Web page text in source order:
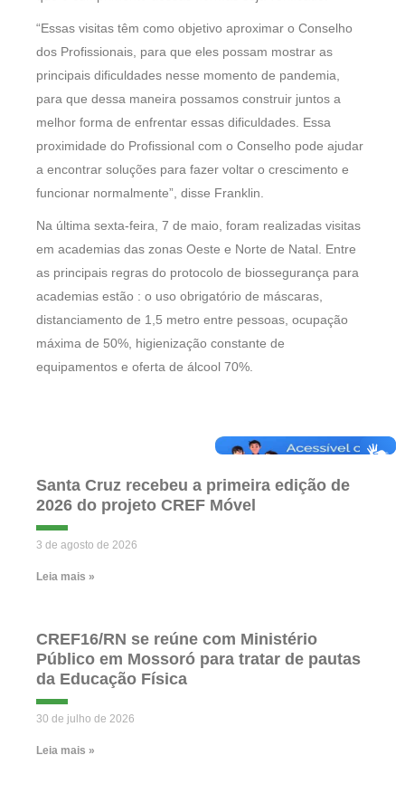
“Essas visitas têm como objetivo aproximar o Conselho
dos Profissionais, para que eles possam mostrar as
principais dificuldades nesse momento de pandemia,
para que dessa maneira possamos construir juntos a
melhor forma de enfrentar essas dificuldades. Essa
proximidade do Profissional com o Conselho pode ajudar
a encontrar soluções para fazer voltar o crescimento e
funcionar normalmente”, disse Franklin.
Na última sexta-feira, 7 de maio, foram realizadas visitas
em academias das zonas Oeste e Norte de Natal. Entre
as principais regras do protocolo de biossegurança para
academias estão : o uso obrigatório de máscaras,
distanciamento de 1,5 metro entre pessoas, ocupação
máxima de 50%, higienização constante de
equipamentos e oferta de álcool 70%.
Santa Cruz recebeu a primeira edição de
2026 do projeto CREF Móvel
3 de agosto de 2026
Leia mais »
CREF16/RN se reúne com Ministério
Público em Mossoró para tratar de pautas
da Educação Física
30 de julho de 2026
Leia mais »